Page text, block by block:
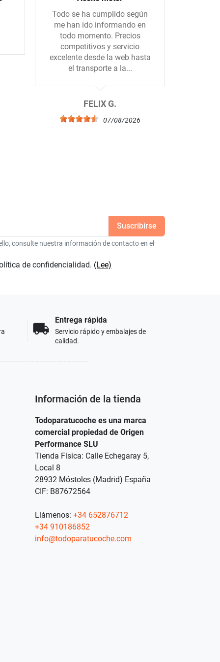
Todo se ha cumplido según
me han ido informando en
todo momento. Precios
competitivos y servicio
excelente desde la web hasta
el transporte a la...
FELIX G.
07/08/2026
consulte nuestra información de contacto en el
de confidencialidad. (Lee)
local_shipping
Entrega rápida
Servicio rápido y embalajes de
calidad.
Información de la tienda
Todoparatucoche es una marca
comercial propiedad de Origen
Performance SLU
Tienda Física: Calle Echegaray 5,
Local 8
28932 Móstoles (Madrid) España
CIF: B87672564
Llámenos: +34 652876712
+34 910186852
info@todoparatucoche.com